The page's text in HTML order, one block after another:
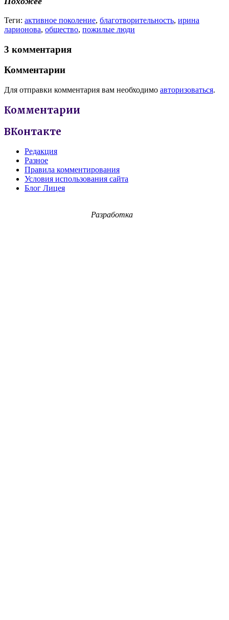
Теги: активное поколение, благотворительность, ирина
ларионова, общество, пожилые люди
3 комментария
Комментарии
Для отправки комментария вам необходимо авторизоваться.
Комментарии
ВКонтакте
Редакция
Разное
Правила комментирования
Условия использования сайта
Блог Лицея
Разработка